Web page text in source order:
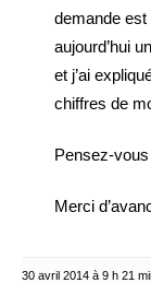
demande est
aujourd’hui
et j’ai
chiffres de
Pensez-
Merci
30 avril 2014 à 9 h 21